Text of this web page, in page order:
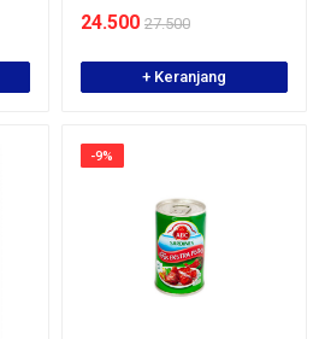
24.500 27.500
+ Keranjang
-9%